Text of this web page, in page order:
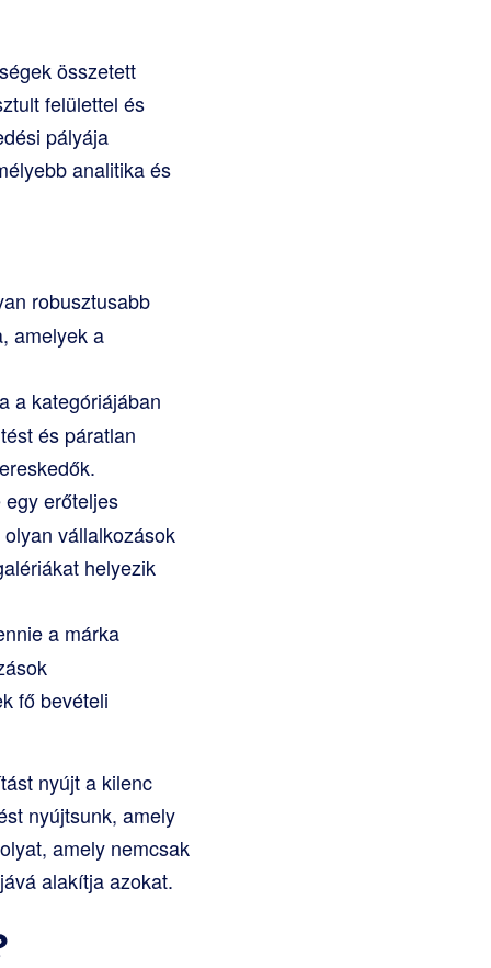
összetett
felülettel és
pályája
analitika és
robusztusabb
amelyek a
a kategóriájában
és páratlan
erőteljes
vállalkozások
helyezik
a márka
fő bevételi
nyújt a kilenc
nyújtsunk, amely
amely nemcsak
alakítja azokat.